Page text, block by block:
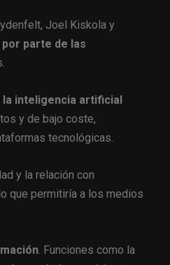
Joel Kiskola y
parte de las
la inteligencia artificial
y de bajo coste,
tecnológicas.
y la relación con
que permitiría a los medios
. Funciones como la